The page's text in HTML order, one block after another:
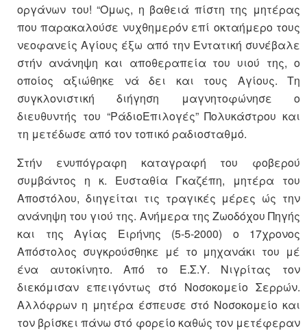
οργάνων του! “Ομως, η βαθειά πίστη της μητέρας
που παρακαλούσε νυχθημερόν επί οκταήμερο τους
νεοφανείς Αγίους έξω από την Εντατική συνέβαλε
στήν ανάνηψη και αποθεραπεία του υιού της, ο
οποίος αξιώθηκε νά δει και τους Αγίους. Τη
συγκλονιστική διήγηση μαγνητοφώνησε ο
διευθυντής του “Ράδιο­Επιλογές” Πολυκάστρου και
τη μετέδωσε από τον τοπικό ραδιοσταθμό.
Στήν ενυπόγραφη καταγραφή του φοβερού
συμβάντος η κ. Ευσταθία Γκαζέπη, μητέρα του
Αποστόλου, διηγείται τις τραγικές μέρες ώς την
ανάνηψη του γιού της. Ανήμερα της Ζωοδόχου Πηγής
και της Αγίας Ειρήνης (5-5-2000) ο 17χρονος
Απόστολος συγκρούσθηκε μέ το μηχανάκι του μέ
ένα αυτοκίνητο. Από το Ε.Σ.Υ. Νιγρίτας τον
διεκόμισαν επειγόντως στό Νοσοκομείο Σερρών.
Αλλόφρων η μητέρα έσπευσε στό Νοσοκομείο και
τον βρίσκει πάνω στό φορείο καθώς τον μετέφεραν